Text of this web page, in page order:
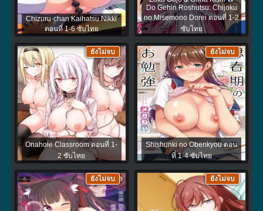
Chizuru-chan Kaihatsu Nikki
ตอนที่ 1-6 ซับไทย
Do Gehin Roshutsu: Chijoku
no Misemono Dorei ตอนที่ 1-2
ซับไทย
Onahole Classroom ตอนที่ 1-
2 ซับไทย
ยังไม่จบ
Shishunki no Obenkyou ตอน
ที่ 1-4 ซับไทย
ยังไม่จบ
ยังไม่จบ ยังไม่จบ